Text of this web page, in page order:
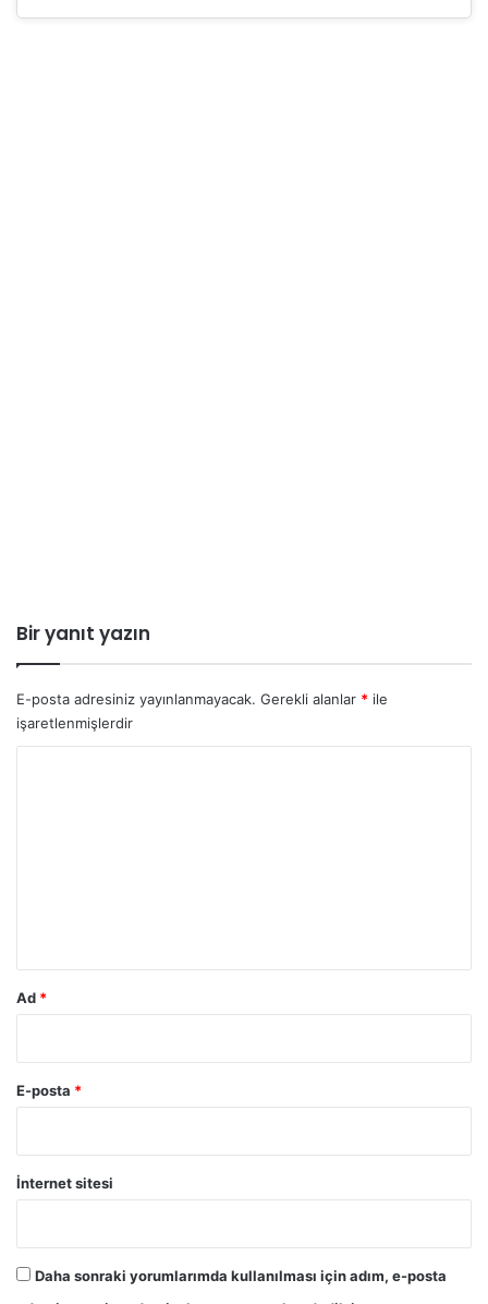
Bir yanıt yazın
E-posta adresiniz yayınlanmayacak. Gerekli alanlar * ile
işaretlenmişlerdir
Ad *
E-posta *
İnternet sitesi
Daha sonraki yorumlarımda kullanılması için adım, e-posta